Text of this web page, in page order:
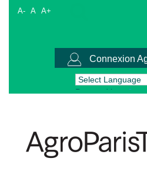
A- A A+
Connexion
Powered by